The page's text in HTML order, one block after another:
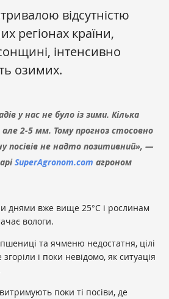
відсутністю
регіонах країни,
інтенсивно
озимих.
у нас не було із зими. Кілька
але 2-5 мм. Тому прогноз стосовно
посівів не надто позитивний», —
SuperAgronom.com агроном
днями вже вище 25°С і рослинам
вологи.
та ячменю недостатня, цілі
і поки невідомо, як ситуація
поки ті посіви, де